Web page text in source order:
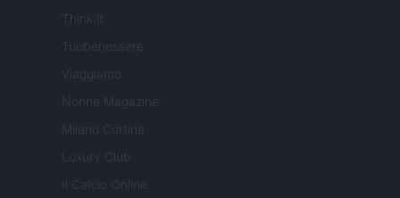
Think.it
Tuobenessere
Viaggiamo
Nonne Magazine
Milano Cortina
Luxury Club
Il Calcio Online